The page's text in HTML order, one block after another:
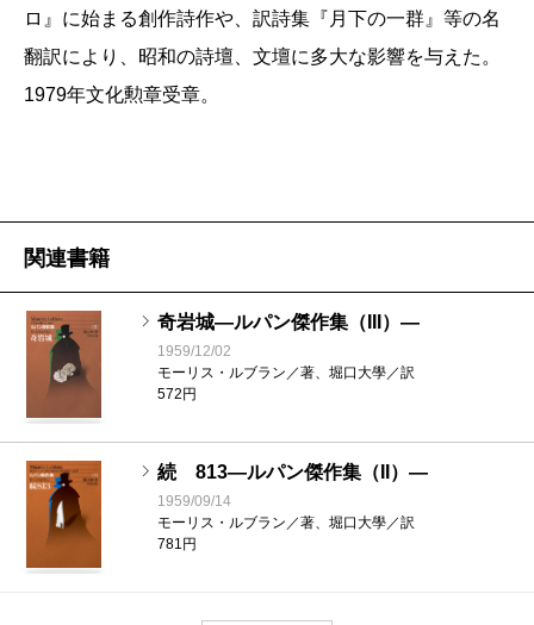
ロ』に始まる創作詩作や、訳詩集『月下の一群』等の名
翻訳により、昭和の詩壇、文壇に多大な影響を与えた。
1979年文化勲章受章。
関連書籍
奇岩城―ルパン傑作集（III）―
1959/12/02
モーリス・ルブラン／著、堀口大學／訳
572円
続 813―ルパン傑作集（II）―
1959/09/14
モーリス・ルブラン／著、堀口大學／訳
781円